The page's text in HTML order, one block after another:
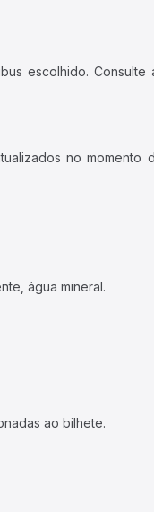
escolhido. Consulte
no momento
água mineral.
ao bilhete.